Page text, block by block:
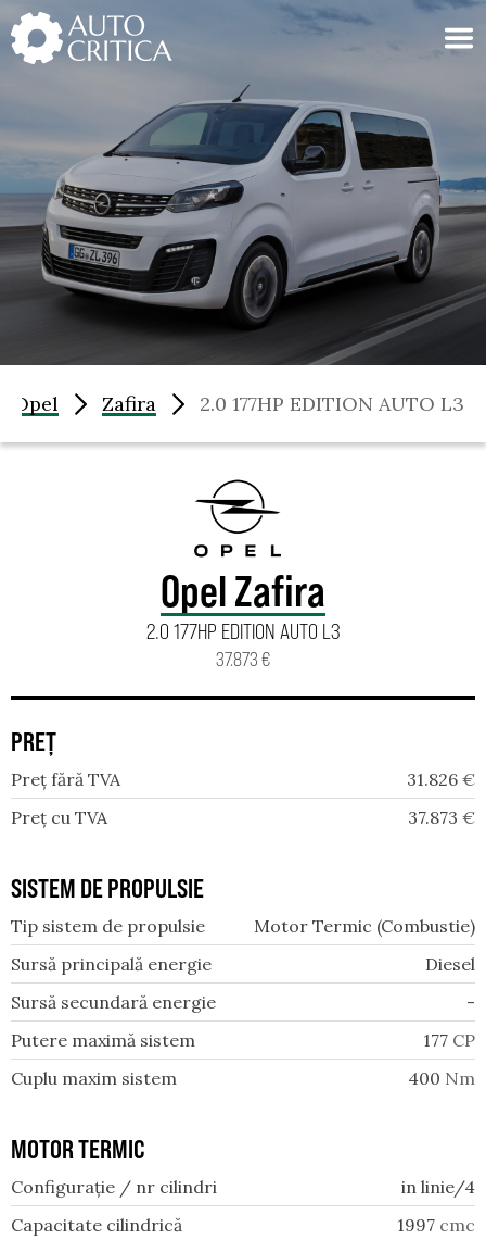
Skip
to
content
Opel Zafira 2.0 177HP EDITION AUTO L3
Opel Zafira
2.0 177HP EDITION AUTO L3
37.873 €
PREȚ
Preț fără TVA 31.826 €
Preț cu TVA
37.873 €
SISTEM DE PROPULSIE
Tip sistem de propulsie
Motor Termic (Combustie)
Sursă principală energie
Diesel
Sursă secundară energie
-
Putere maximă sistem
177 CP
Cuplu maxim sistem
400 Nm
MOTOR TERMIC
Configurație / nr cilindri
in linie/4
Capacitate cilindrică
1997 cmc